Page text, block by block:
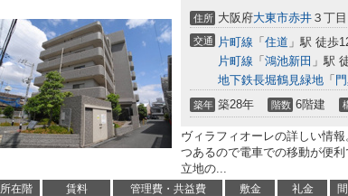
住所 大阪府大東市赤井 ３丁目
交通 片町線 「 住道 」駅 徒歩
片町線 「 鴻池新田 」駅
地下鉄長堀鶴見緑地 「
築年 築28年 階数 6階建
ヴィラフィオーレの詳しい情
つあるので電車での移動が便
立地の...
所在階 賃料 管理費・共益費 敷金 礼金